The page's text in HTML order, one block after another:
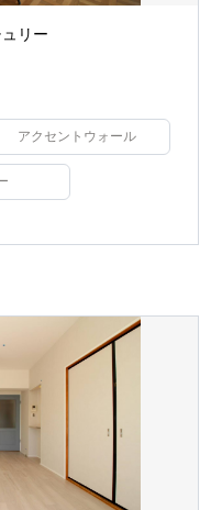
リー
アクセントウォール